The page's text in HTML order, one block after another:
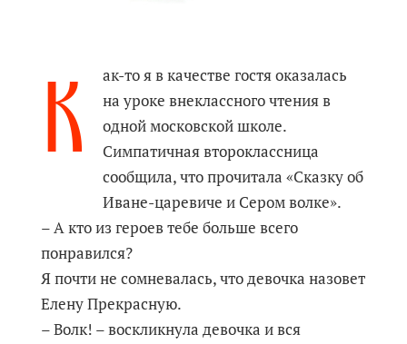
К
ак-то я в качестве гостя оказалась
на уроке внеклассного чтения в
одной московской школе.
Симпатичная второклассница
сообщила, что прочитала «Сказку об
Иване-царевиче и Сером волке».
– А кто из героев тебе больше всего
понравился?
Я почти не сомневалась, что девочка назовет
Елену Прекрасную.
– Волк! – воскликнула девочка и вся